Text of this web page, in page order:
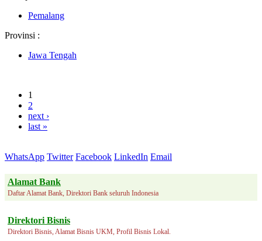
Pemalang
Provinsi :
Jawa Tengah
1
2
next ›
last »
WhatsApp Twitter Facebook LinkedIn Email
Alamat Bank
Daftar Alamat Bank, Direktori Bank seluruh Indonesia
Direktori Bisnis
Direktori Bisnis, Alamat Bisnis UKM, Profil Bisnis Lokal.